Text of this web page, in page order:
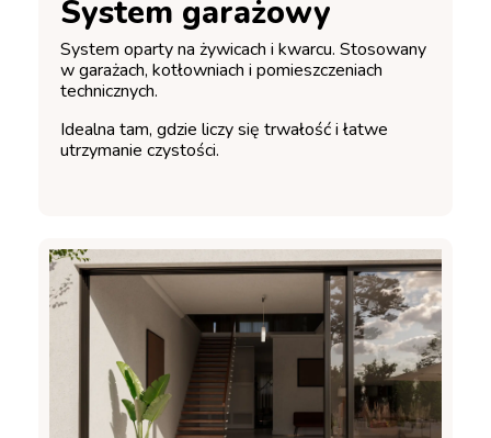
System garażowy
System oparty na żywicach i kwarcu. Stosowany
w garażach, kotłowniach i pomieszczeniach
technicznych.
Idealna tam, gdzie liczy się trwałość i łatwe
utrzymanie czystości.